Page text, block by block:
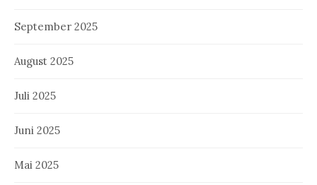
September 2025
August 2025
Juli 2025
Juni 2025
Mai 2025